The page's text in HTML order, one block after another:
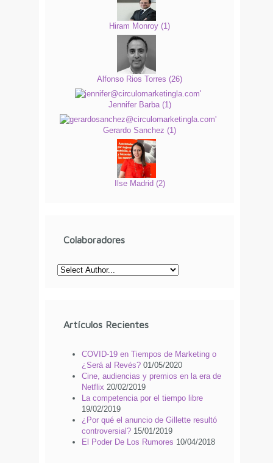
Hiram Monroy (1 )
Alfonso Rios Torres (26)
Jennifer Barba (1)
Gerardo Sanchez (1)
Ilse Madrid (2)
Colaboradores
Artículos Recientes
COVID-19 en Tiempos de Marketing o
¿Será al Revés? 01/05/2020
Cine, audiencias y premios en la era de
Netflix 20/02/2019
La competencia por el tiempo libre
19/02/2019
¿Por qué el anuncio de Gillette resultó
controversial? 15/01/2019
El Poder De Los Rumores 10/04/2018